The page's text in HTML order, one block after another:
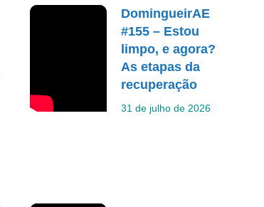
DomingueirAE
#155 – Estou
limpo, e agora?
As etapas da
recuperação
31 de julho de 2026